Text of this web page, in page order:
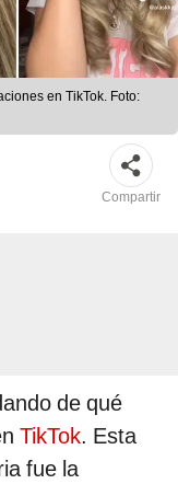
en TikTok. Foto:
Compartir
de qué
TikTok. Esta
fue la